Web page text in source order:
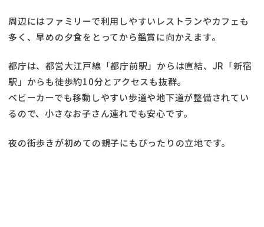
周辺にはファミリーで利用しやすいレストランやカフェも
多く、早めの夕食をとってから鑑賞に向かえます。
都庁は、都営大江戸線「都庁前駅」からは直結、JR「新宿
駅」からも徒歩約10分とアクセスも抜群。
ベビーカーでも移動しやすい歩道や地下道が整備されてい
るので、小さなお子さん連れでも安心です。
夜の街歩きが初めての親子にもぴったりの立地です。